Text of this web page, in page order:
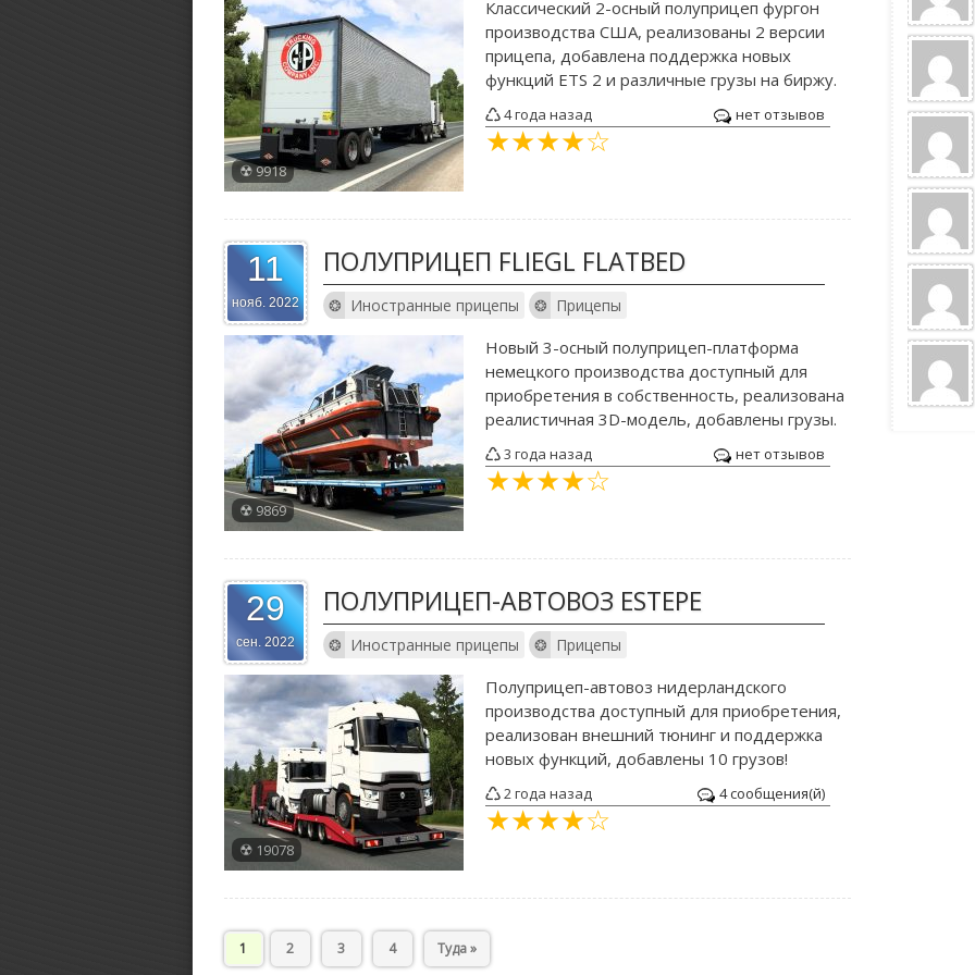
9918
Классический 2-осный полуприцеп фургон
производства США, реализованы 2 версии
прицепа, добавлена поддержка новых
функций ETS 2 и различные грузы на биржу.
4 года назад нет отзывов
11
нояб. 2022
ПОЛУПРИЦЕП FLIEGL FLATBED
Иностранные прицепы Прицепы
9869
Новый 3-осный полуприцеп-платформа
немецкого производства доступный для
приобретения в собственность, реализована
реалистичная 3D-модель, добавлены грузы.
3 года назад нет отзывов
29
сен. 2022
ПОЛУПРИЦЕП-АВТОВОЗ ESTEPE
Иностранные прицепы Прицепы
19078
Полуприцеп-автовоз нидерландского
производства доступный для приобретения,
реализован внешний тюнинг и поддержка
новых функций, добавлены 10 грузов!
2 года назад 4 сообщения(й)
1 2 3 4 Туда »